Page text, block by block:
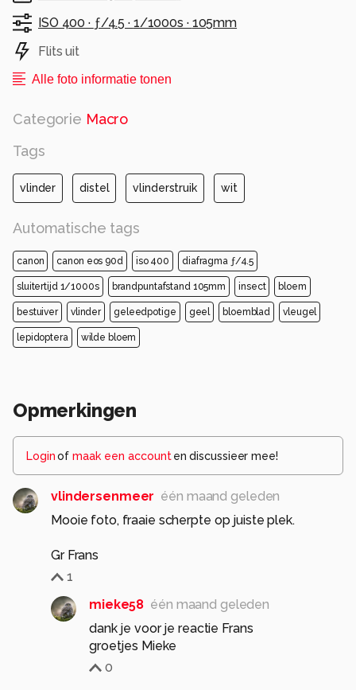
ISO 400 · ƒ/4.5 · 1/1000s · 105mm
Flits uit
Alle foto informatie tonen
Categorie Macro
Tags
vlinder distel vlinderstruik wit
Automatische tags
canon canon eos 90d iso 400 diafragma ƒ/4.5
sluitertijd 1/1000s brandpuntafstand 105mm insect bloem
bestuiver vlinder geleedpotige geel bloemblad vleugel
lepidoptera wilde bloem
Opmerkingen
Loginof maak een account en discussieer mee!
vlindersenmeer één maand geleden
Mooie foto, fraaie scherpte op juiste plek.
Gr Frans
1
mieke58 één maand geleden
dank je voor je reactie Frans
groetjes Mieke
0